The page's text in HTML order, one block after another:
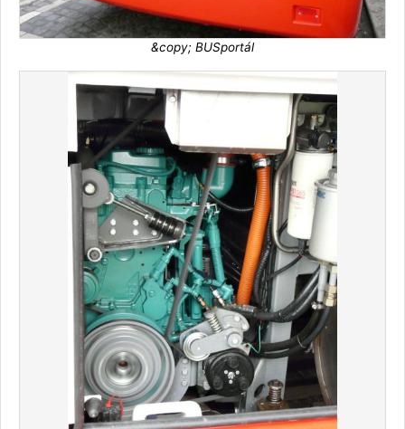
&copy; BUSportál